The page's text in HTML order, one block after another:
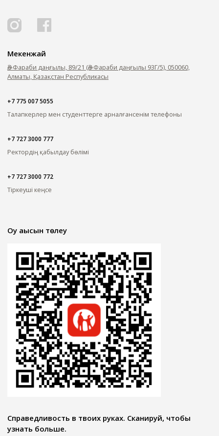
Мекенжай
Әл-Фараби даңғылы, 89/21 (Әл-Фараби даңғылы 93Г/5), 050060,
Алматы, Қазақстан Республикасы
+7 775 007 5055
Талапкерлер мен студенттерге арналғансенім телефоны
+7 727 3000 777
Ректордің қабылдау бөлімі
+7 727 3000 772
Тіркеуші кеңсе
Оқу ақысын төлеу
Справедливость в твоих руках. Сканируй, чтобы
узнать больше.